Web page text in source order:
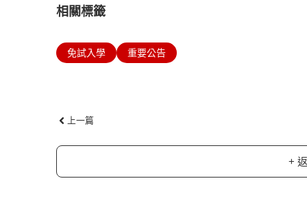
相關標籤
免試入學 重要公告
上一篇
+